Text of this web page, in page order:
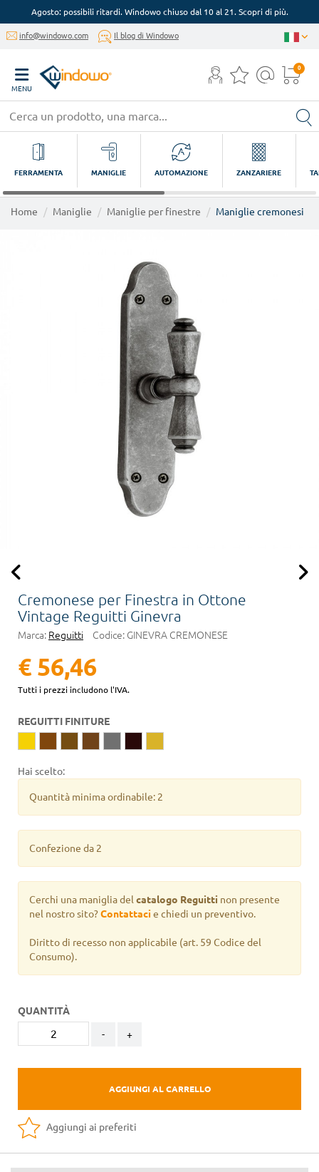
Agosto: possibili ritardi. Windowo chiuso dal 10 al 21. Scopri di più.
info@windowo.com Il blog di Windowo
MENU
0
FERRAMENTA MANIGLIE AUTOMAZIONE ZANZARIERE
Home Maniglie Maniglie per finestre Maniglie cremonesi
Cremonese per Finestra in Ottone
Vintage Reguitti Ginevra
Marca: Reguitti Codice: GINEVRA CREMONESE
€ 56,46
Tutti i prezzi includono l'IVA.
REGUITTI FINITURE
Hai scelto:
Quantità minima ordinabile: 2
Confezione da 2
Cerchi una maniglia del catalogo Reguitti non presente
nel nostro sito?Contattacie chiedi un preventivo.
Diritto di recesso non applicabile (art. 59 Codice del
Consumo).
QUANTITÀ
- +
AGGIUNGI AL CARRELLO
Aggiungi ai preferiti